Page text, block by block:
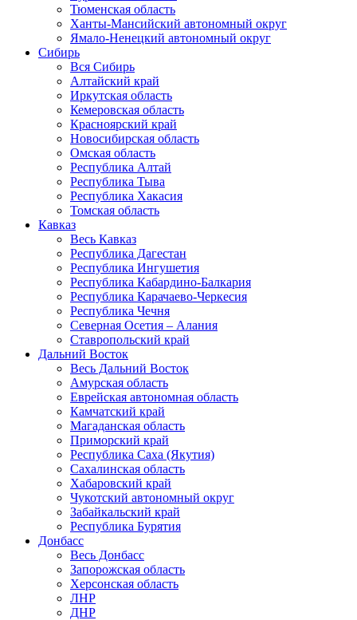
Тюменская область
Ханты-Мансийский автономный округ
Ямало-Ненецкий автономный округ
Сибирь
Вся Сибирь
Алтайский край
Иркутская область
Кемеровская область
Красноярский край
Новосибирская область
Омская область
Республика Алтай
Республика Тыва
Республика Хакасия
Томская область
Кавказ
Весь Кавказ
Республика Дагестан
Республика Ингушетия
Республика Кабардино-Балкария
Республика Карачаево-Черкесия
Республика Чечня
Северная Осетия – Алания
Ставропольский край
Дальний Восток
Весь Дальний Восток
Амурская область
Еврейская автономная область
Камчатский край
Магаданская область
Приморский край
Республика Саха (Якутия)
Сахалинская область
Хабаровский край
Чукотский автономный округ
Забайкальский край
Республика Бурятия
Донбасс
Весь Донбасс
Запорожская область
Херсонская область
ЛНР
ДНР